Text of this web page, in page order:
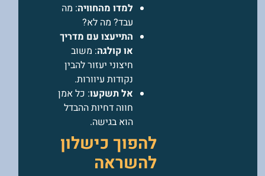
למדו מהחוויה: מה
עבד? מה לא?
התייעצו עם מדריך
או קולגה: משוב
חיצוני יעזור להבין
נקודות עיוורות.
אל תשקעו: כל אמן
חווה דחיות ההבדל
הוא בגישה.
להפוך כישלון
להשראה